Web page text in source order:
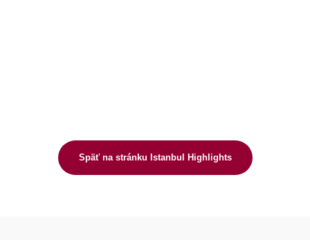
Späť na stránku Istanbul Highlights